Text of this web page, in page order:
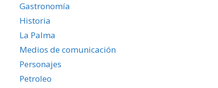
Gastronomía
Historia
La Palma
Medios de comunicación
Personajes
Petroleo